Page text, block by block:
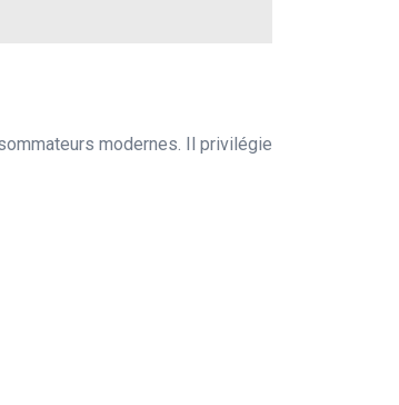
modernes. Il privilégie